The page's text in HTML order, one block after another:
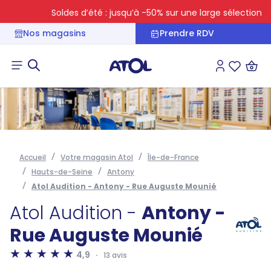
Soldes d’été : jusqu’à -50% sur une large sélection
Nos magasins
Prendre RDV
Connexion
Accueil Votre magasin Atol
Île-de-France
Hauts-de-Seine
Antony
Atol Audition - Antony - Rue Auguste Mounié
Atol Audition - Antony -
Rue Auguste Mounié
4,9 13 avis